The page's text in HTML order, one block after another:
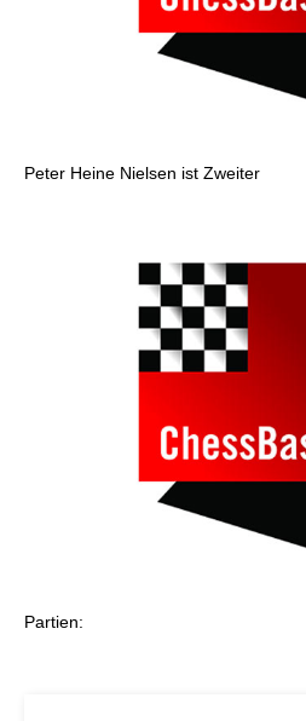
Peter Heine Nielsen ist Zweiter
Partien: